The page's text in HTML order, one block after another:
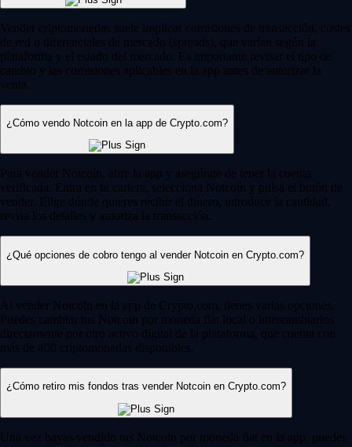
Vender criptomonedas suele implicar comisiones de transacción, costes
de red o diferenciales de mercado (spreads), que varían según la
plataforma y el estado del mercado. Es importante revisar el tipo de
cambio y las comisiones aplicables en la app antes de autorizar la
venta.
¿Cómo vendo Notcoin en la app de Crypto.com?
Para vender Notcoin, abre la app y asegúrate de tener la cuenta
verificada. Entra en tu cartera, selecciona Notcoin y pulsa el botón de
vender. Elige dónde quieres recibir el dinero, introduce la cantidad,
revisa los detalles y autoriza la transacción.
¿Qué opciones de cobro tengo al vender Notcoin en Crypto.com?
Al vender Notcoin en la app de Crypto.com, tienes varias opciones.
Puedes cambiar tus Notcoin por moneda fiat local o intercambiarlos
directamente por otro activo digital de la plataforma, que cuenta con
más de 400 criptomonedas disponibles.
¿Cómo retiro mis fondos tras vender Notcoin en Crypto.com?
Una vez hayas vendido tus Notcoin por moneda fiat en la app, puedes